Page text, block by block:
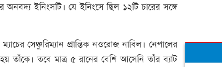
ইনিংসটি। যে ইনিংসে ছিল ১২টি চারের সঙ্গে
সেঞ্চুরিম্যান প্রান্তিক নওরোজ নাবিল। নেপালের
তাঁকে। তবে মাত্র ৫ রানের বেশি আসেনি তাঁর ব্যাট